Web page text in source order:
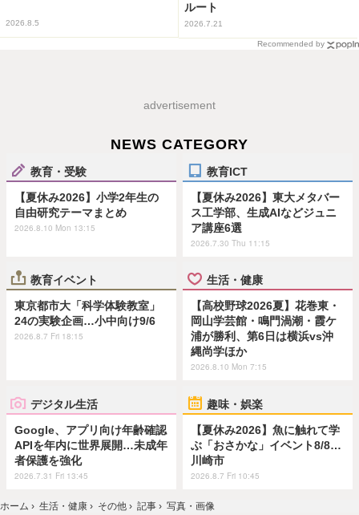
2026.8.5
ルート
2026.7.21
Recommended by
advertisement
NEWS CATEGORY
教育・受験
【夏休み2026】小学2年生の
自由研究テーマまとめ
2026.8.10 Mon 13:15
教育ICT
【夏休み2026】東大メタバー
ス工学部、生成AIなどジュニ
ア講座6選
2026.7.30 Thu 11:15
教育イベント
東京都市大「科学体験教室」
24の実験企画…小中向け9/6
2026.8.7 Fri 18:15
生活・健康
【高校野球2026夏】花巻東・
岡山学芸館・鳴門渦潮・霞ケ
浦が勝利、第6日は横浜vs沖
縄尚学ほか
2026.8.10 Mon 7:15
デジタル生活
Google、アプリ向け年齢確認
APIを年内に世界展開…未成年
者保護を強化
2026.7.31 Fri 13:45
趣味・娯楽
【夏休み2026】魚に触れて学
ぶ「おさかな」イベント8/8…
川崎市
2026.8.7 Fri 10:45
ホーム › 生活・健康 › その他 › 記事 › 写真・画像